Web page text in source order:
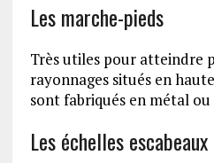
Les marche-pieds
Très utiles pour atteindre
rayonnages situés en
sont fabriqués en métal
Les échelles